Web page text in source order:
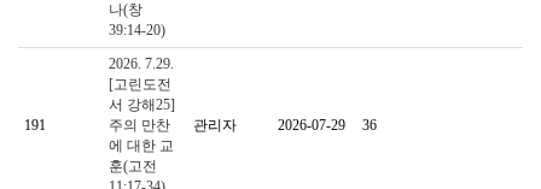
나(창
39:14-20)
191
2026. 7.29.
[고린도전
서 강해25]
주의 만찬
에 대한 교
훈(고전
관리자 2026-07-29 36